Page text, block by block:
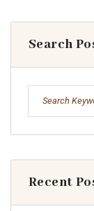
Search
Recent